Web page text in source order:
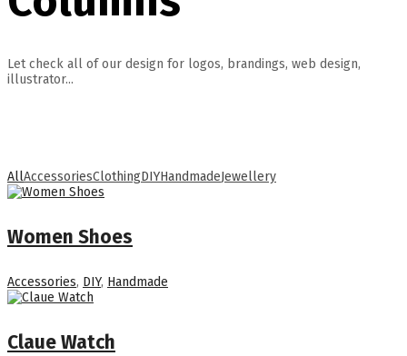
Let check all of our design for logos, brandings, web design,
illustrator...
AllAccessoriesClothingDIYHandmadeJewellery
Women Shoes
Accessories, DIY, Handmade
Claue Watch